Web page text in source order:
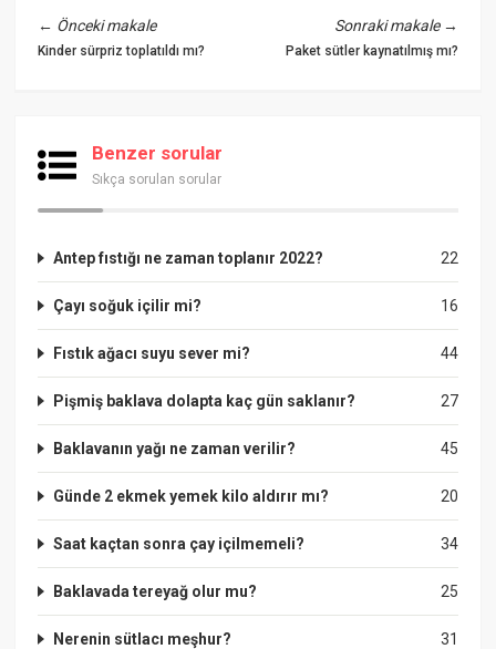
← Önceki makale
Kinder sürpriz toplatıldı mı?
Sonraki makale→
Paket sütler kaynatılmış mı?
Benzer sorular
Sıkça sorulan sorular
22
Antep fıstığı ne zaman toplanır 2022?
16
Çayı soğuk içilir mi?
44
Fıstık ağacı suyu sever mi?
27
Pişmiş baklava dolapta kaç gün saklanır?
45
Baklavanın yağı ne zaman verilir?
20
Günde 2 ekmek yemek kilo aldırır mı?
34
Saat kaçtan sonra çay içilmemeli?
25
Baklavada tereyağ olur mu?
31
Nerenin sütlacı meşhur?